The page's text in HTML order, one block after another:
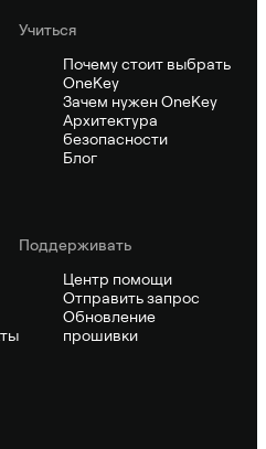
Учиться
Почему стоит выбрать
OneKey
Зачем нужен OneKey
Архитектура
безопасности
Блог
Поддерживать
Центр помощи
Отправить запрос
Обновление
прошивки